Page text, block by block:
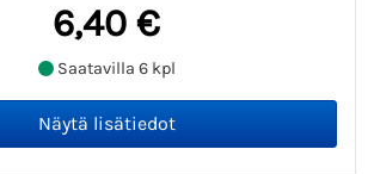
6,40 €
Saatavilla 6 kpl